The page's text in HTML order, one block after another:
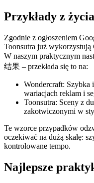
Przykłady z
Zgodnie z ogłoszeniem
Toonsutra już
W naszym praktycznym
结果 – przekłada się to na:
Wondercraft: Szybka
wariacjach reklam i
Toonsutra: Sceny z
zakotwiczonymi w
Te wzorce przypadków
oczekiwać na dużą skalę:
kontrolowane tempo.
Najlepsze